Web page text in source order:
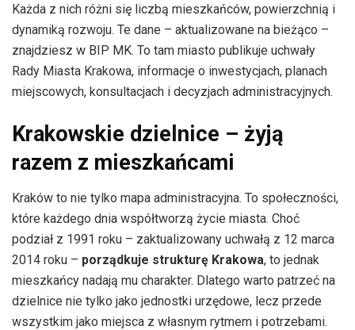
Każda z nich różni się liczbą mieszkańców, powierzchnią i
dynamiką rozwoju. Te dane – aktualizowane na bieżąco –
znajdziesz w BIP MK. To tam miasto publikuje uchwały
Rady Miasta Krakowa, informacje o inwestycjach, planach
miejscowych, konsultacjach i decyzjach administracyjnych.
Krakowskie dzielnice – żyją
razem z mieszkańcami
Kraków to nie tylko mapa administracyjna. To społeczności,
które każdego dnia współtworzą życie miasta. Choć
podział z 1991 roku – zaktualizowany uchwałą z 12 marca
2014 roku – porządkuje strukturę Krakowa, to jednak
mieszkańcy nadają mu charakter. Dlatego warto patrzeć na
dzielnice nie tylko jako jednostki urzędowe, lecz przede
wszystkim jako miejsca z własnym rytmem i potrzebami.